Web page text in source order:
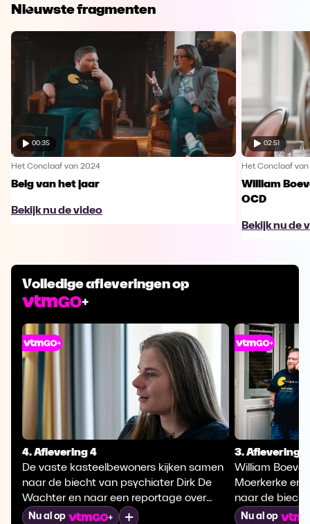
Nieuwste fragmenten
00:35
Het Conclaaf van 2024
Belg van het jaar
Bekijk nu de video
02:51
Het Conclaaf
William
OCD
Bekijk nu de
Volledige afleveringen op
4. Aflevering 4
De vaste kasteelbewoners kijken samen
naar de biecht van psychiater Dirk De
Wachter en naar een reportage over
wereldkampioene wielrennen Lotte
Nu al op
3. Aflevering 3
William
Moerkerke en
naar de
Rousseau.
Nu al op